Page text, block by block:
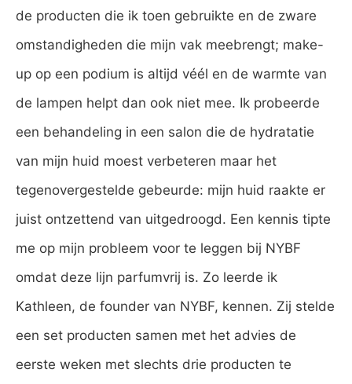
de producten die ik toen gebruikte en de zware
omstandigheden die mijn vak meebrengt; make-
up op een podium is altijd véél en de warmte van
de lampen helpt dan ook niet mee. Ik probeerde
een behandeling in een salon die de hydratatie
van mijn huid moest verbeteren maar het
tegenovergestelde gebeurde: mijn huid raakte er
juist ontzettend van uitgedroogd. Een kennis tipte
me op mijn probleem voor te leggen bij NYBF
omdat deze lijn parfumvrij is. Zo leerde ik
Kathleen, de founder van NYBF, kennen. Zij stelde
een set producten samen met het advies de
eerste weken met slechts drie producten te